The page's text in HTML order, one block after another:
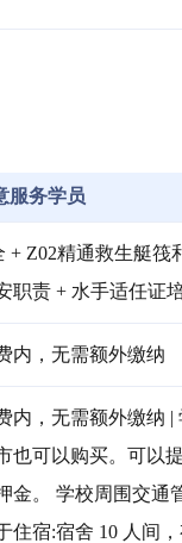
服务学员
+ Z02精通救生艇筏
职责 + 水手适任证
内，无需额外缴纳
内，无需额外缴纳
也可以购买。可以
金。 学校周围交
住宿:宿舍 10 人间